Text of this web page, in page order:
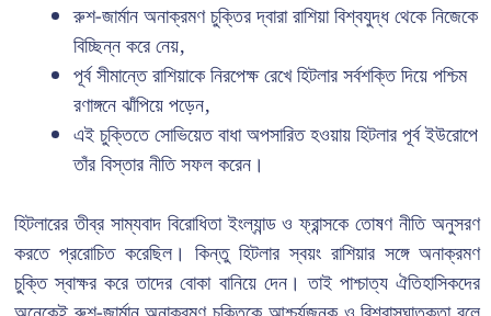
রুশ-জার্মান অনাক্রমণ চুক্তির দ্বারা রাশিয়া বিশ্বযুদ্ধ থেকে নিজেকে
বিচ্ছিন্ন করে নেয়,
পূর্ব সীমান্তে রাশিয়াকে নিরপেক্ষ রেখে হিটলার সর্বশক্তি দিয়ে পশ্চিম
রণাঙ্গনে ঝাঁপিয়ে পড়েন,
এই চুক্তিতে সোভিয়েত বাধা অপসারিত হওয়ায় হিটলার পূর্ব ইউরোপে
তাঁর বিস্তার নীতি সফল করেন।
হিটলারের তীব্র সাম্যবাদ বিরোধিতা ইংল্যান্ড ও ফ্রান্সকে তোষণ নীতি অনুসরণ
করতে প্ররোচিত করেছিল। কিন্তু হিটলার স্বয়ং রাশিয়ার সঙ্গে অনাক্রমণ
চুক্তি স্বাক্ষর করে তাদের বোকা বানিয়ে দেন। তাই পাশ্চাত্য ঐতিহাসিকদের